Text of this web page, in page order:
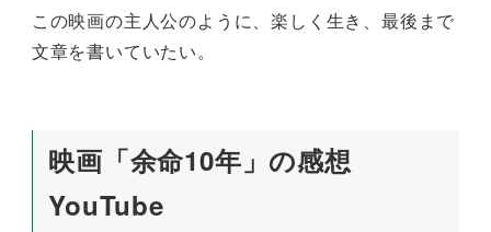
この映画の主人公のように、楽しく生き、最後まで
文章を書いていたい。
映画「余命10年」の感想
YouTube